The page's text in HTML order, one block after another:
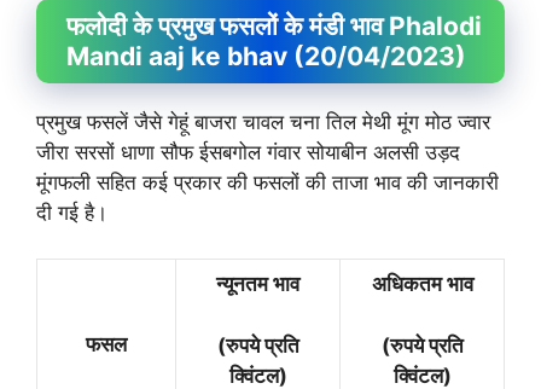
फलोदी के प्रमुख फसलों के मंडी भाव Phalodi
Mandi aaj ke bhav (20/04/2023)
प्रमुख फसलें जैसे गेहूं बाजरा चावल चना तिल मेथी मूंग मोठ ज्वार
जीरा सरसों धाणा सौफ ईसबगोल गंवार सोयाबीन अलसी उड़द
मूंगफली सहित कई प्रकार की फसलों की ताजा भाव की जानकारी
दी गई है।
फसल
न्यूनतम भाव
(रुपये प्रति
क्विंटल)
अधिकतम भाव
(रुपये प्रति
क्विंटल)